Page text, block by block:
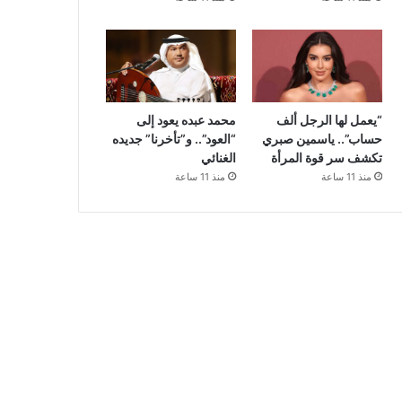
“يعمل لها الرجل ألف
حساب”.. ياسمين صبري
تكشف سر قوة المرأة
منذ 11 ساعة
محمد عبده يعود إلى
“العود”.. و”تأخرنا” جديده
الغنائي
منذ 11 ساعة